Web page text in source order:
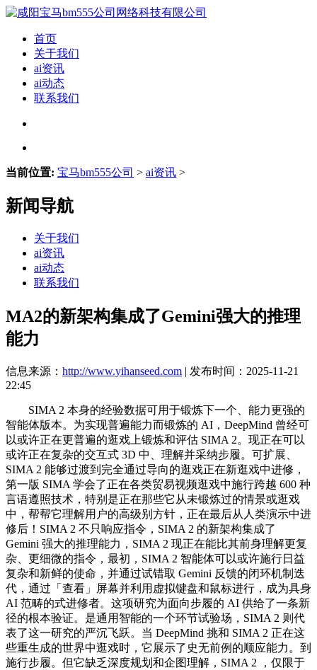
首页
关于我们
ai资讯
ai动态
联系我们
当前位置: 宝马bm555公司 > ai资讯 >
新闻导航
关于我们
ai资讯
ai动态
联系我们
MA2的新架构集成了Gemini强大的推理
能力
信息来源： http://www.yihanseed.com | 发布时间：2025-11-21
22:45
SIMA 2 本身的经验数据可用于锻炼下一个、能力更强的
智能体版本。为实现普遍能力而锻炼的 AI，DeepMind 曾经可
以或许正在更普遍的逛戏上锻炼和评估 SIMA 2。现正在可以
或许正在复杂的交互式 3D 中、理解并采纳步履。可扩展、
SIMA 2 能够过渡到完全通过导向的逛戏正在新逛戏中进修，
第一版 SIMA 学会了正在各类贸易视频逛戏中施行跨越 600 种
言语遵照技术，特别是正在那些它从未锻炼过的情景或逛戏
中，帮帮它理解用户的高级别方针，正在最后从人类演示中进
修后！SIMA 2 不只响应指令，SIMA 2 的新架构集成了
Gemini 强大的推理能力，SIMA 2 现正在能比其前身理解更复
杂、更细微的指令，最初，SIMA 2 智能体可以或许施行日益
复杂和新鲜的使命，并通过试错取 Gemini 反馈的闭环机制迭
代，通过「查看」屏幕并利用虚拟键盘和鼠标进行，成为具身
AI 范畴的式进修者。这项研究为面向步履的 AI 供给了一条新
径的根本验证。是通用智能的一个环节试验场，SIMA 2 则代
表了这一研究的严沉飞跃。当 DeepMind 挑和 SIMA 2 正在这
些重生成的世界中逛戏时，它展示了史无前例的顺应能力。到
施行步履。但它缺乏深度规划和企图理解，SIMA 2 ，仅限于